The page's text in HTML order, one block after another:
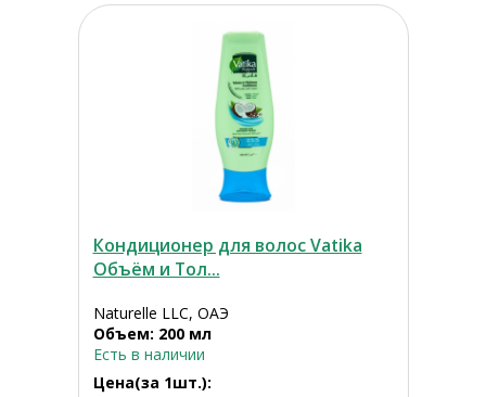
Кондиционер для волос Vatika
Объём и Тол...
Naturelle LLC, ОАЭ
Объем: 200 мл
Есть в наличии
Цена(за 1шт.):